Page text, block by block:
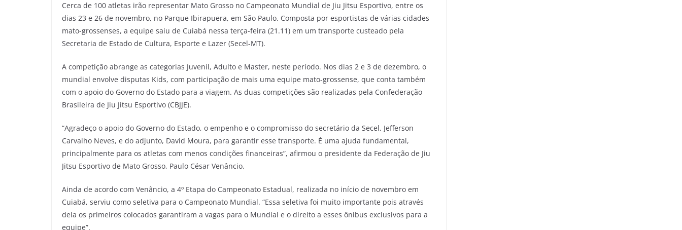
Cerca de 100 atletas irão representar Mato Grosso no Campeonato Mundial de Jiu Jitsu Esportivo, entre os
dias 23 e 26 de novembro, no Parque Ibirapuera, em São Paulo. Composta por esportistas de várias cidades
mato-grossenses, a equipe saiu de Cuiabá nessa terça-feira (21.11) em um transporte custeado pela
Secretaria de Estado de Cultura, Esporte e Lazer (Secel-MT).
A competição abrange as categorias Juvenil, Adulto e Master, neste período. Nos dias 2 e 3 de dezembro, o
mundial envolve disputas Kids, com participação de mais uma equipe mato-grossense, que conta também
com o apoio do Governo do Estado para a viagem. As duas competições são realizadas pela Confederação
Brasileira de Jiu Jitsu Esportivo (CBJJE).
“Agradeço o apoio do Governo do Estado, o empenho e o compromisso do secretário da Secel, Jefferson
Carvalho Neves, e do adjunto, David Moura, para garantir esse transporte. É uma ajuda fundamental,
principalmente para os atletas com menos condições financeiras”, afirmou o presidente da Federação de Jiu
Jitsu Esportivo de Mato Grosso, Paulo César Venâncio.
Ainda de acordo com Venâncio, a 4º Etapa do Campeonato Estadual, realizada no início de novembro em
Cuiabá, serviu como seletiva para o Campeonato Mundial. “Essa seletiva foi muito importante pois através
dela os primeiros colocados garantiram a vagas para o Mundial e o direito a esses ônibus exclusivos para a
equipe”.